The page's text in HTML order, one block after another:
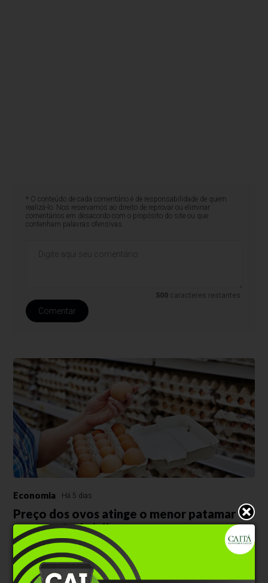
* O conteúdo de cada comentário é de responsabilidade de quem
realizá-lo. Nos reservamos ao direito de reprovar ou eliminar
comentários em desacordo com o propósito do site ou que
contenham palavras ofensivas.
500 caracteres restantes.
Comentar
Economia Há 5 dias
Preço dos ovos atinge o menor patamar
para o mês de julho
Queda superior a 15% frente a junho é impulsionada pelo
desequilíbrio entre oferta elevada e fraca demanda no período de
férias